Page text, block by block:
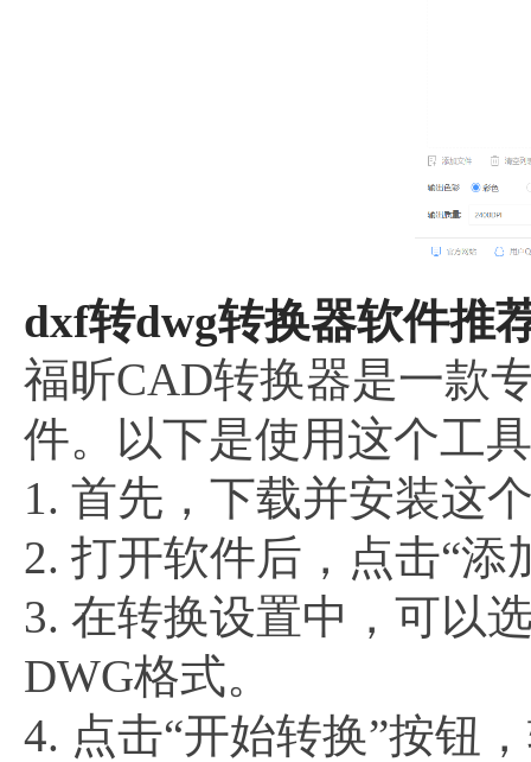
dxf转dwg转换器软件推
福昕CAD转换器是一款
件。以下是使用这个工
1. 首先，下载并安装这
2. 打开软件后，点击“
3. 在转换设置中，可以
DWG格式。
4. 点击“开始转换”按钮